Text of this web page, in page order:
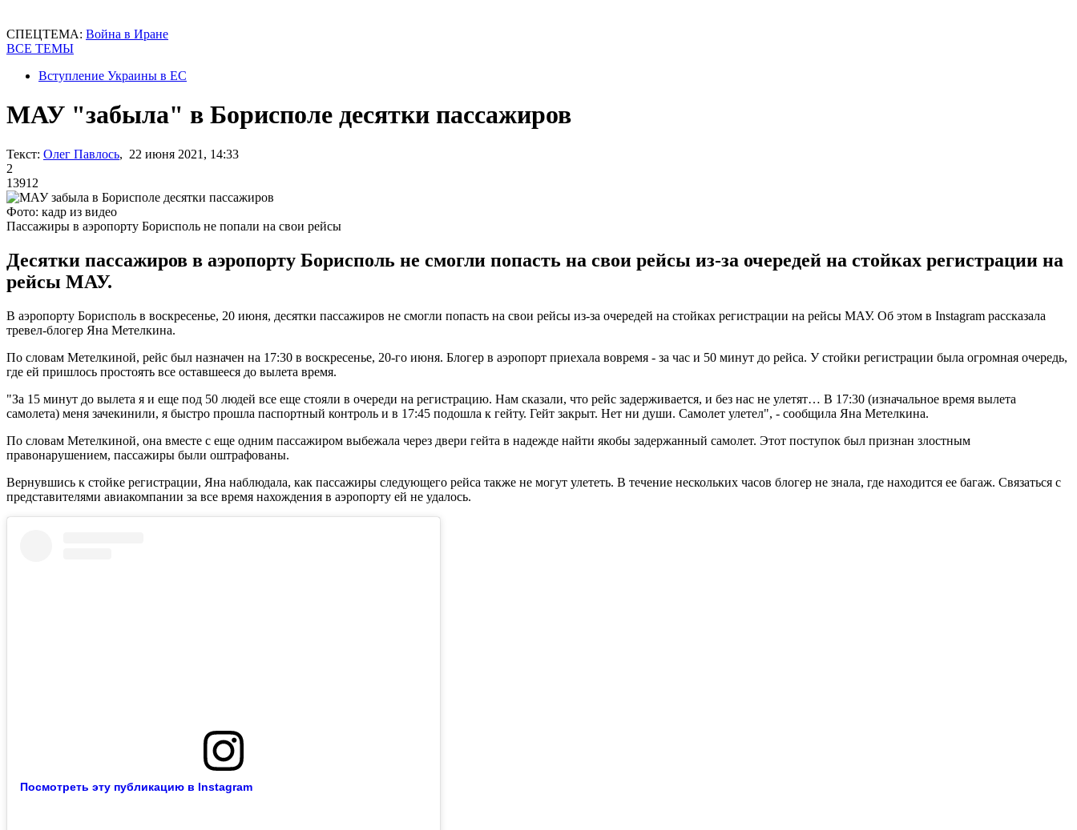
СПЕЦТЕМА: Война в Иране
ВСЕ ТЕМЫ
Вступление Украины в ЕС
МАУ "забыла" в Борисполе десятки пассажиров
Текст: Олег Павлось, 22 июня 2021, 14:33
2
13912
Фото: кадр из видео
Пассажиры в аэропорту Борисполь не попали на свои рейсы
Десятки пассажиров в аэропорту Борисполь не смогли попасть на свои рейсы из-за очередей на стойках регистрации на
рейсы МАУ.
В аэропорту Борисполь в воскресенье, 20 июня, десятки пассажиров не смогли попасть на свои рейсы из-за очередей на стойках регистрации на рейсы МАУ. Об этом в Instagram рассказала
тревел-блогер Яна Метелкина.
По словам Метелкиной, рейс был назначен на 17:30 в воскресенье, 20-го июня. Блогер в аэропорт приехала вовремя - за час и 50 минут до рейса. У стойки регистрации была огромная очередь,
где ей пришлось простоять все оставшееся до вылета время.
"За 15 минут до вылета я и еще под 50 людей все еще стояли в очереди на регистрацию. Нам сказали, что рейс задерживается, и без нас не улетят… В 17:30 (изначальное время вылета
самолета) меня зачекинили, я быстро прошла паспортный контроль и в 17:45 подошла к гейту. Гейт закрыт. Нет ни души. Самолет улетел", - сообщила Яна Метелкина.
По словам Метелкиной, она вместе с еще одним пассажиром выбежала через двери гейта в надежде найти якобы задержанный самолет. Этот поступок был признан злостным
правонарушением, пассажиры были оштрафованы.
Вернувшись к стойке регистрации, Яна наблюдала, как пассажиры следующего рейса также не могут улететь. В течение нескольких часов блогер не знала, где находится ее багаж. Связаться с
представителями авиакомпании за все время нахождения в аэропорту ей не удалось.
Посмотреть эту публикацию в Instagram